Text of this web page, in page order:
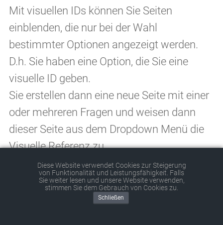
Mit visuellen IDs können Sie Seiten
einblenden, die nur bei der Wahl
bestimmter Optionen angezeigt werden.
D.h. Sie haben eine Option, die Sie eine
visuelle ID geben.
Sie erstellen dann eine neue Seite mit einer
oder mehreren Fragen und weisen dann
dieser Seite aus dem Dropdown Menü die
Visuelle Referenz zu
Diese Seite wird standardmäßig dann
angezeigt, wenn die Nutzer
Diese Website verwendet Cookies zur Steigerung
von Funktionalität und Leistungsfähigkeit. Falls
Sie weiter lesen und unsere Website verwenden,
stimmen Sie dem Gebrauch von Cookies zu.
Schließen